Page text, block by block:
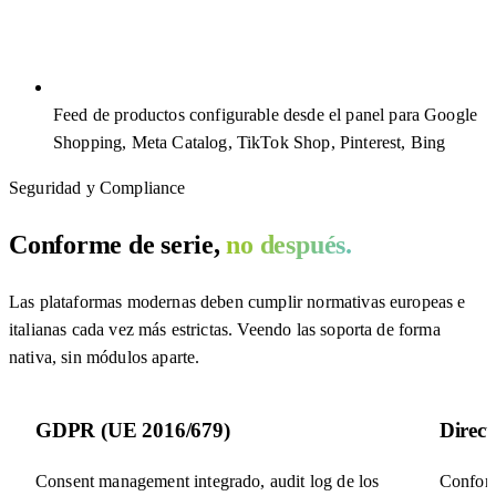
Feed de productos configurable desde el panel para Google
Shopping, Meta Catalog, TikTok Shop, Pinterest, Bing
Seguridad y Compliance
Conforme de serie,no después.
Las plataformas modernas deben cumplir normativas europeas e
italianas cada vez más estrictas. Veendo las soporta de forma
nativa, sin módulos aparte.
GDPR (UE 2016/679)
Consent management integrado, audit log de los